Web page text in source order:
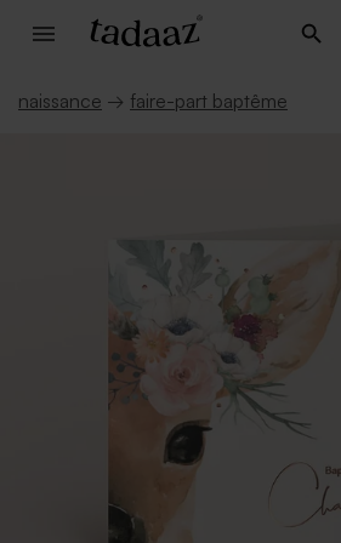
naissance → faire-part baptême